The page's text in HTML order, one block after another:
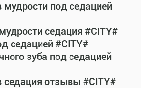
мудрости под седацией
седация #CITY#
седацией #CITY#
зуба под седацией
седация отзывы #CITY#